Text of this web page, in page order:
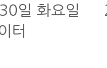
일 화요일
터